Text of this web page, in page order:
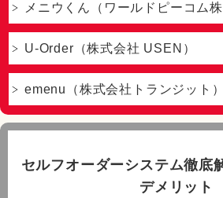
メニウくん（ワールドピーコム株
U-Order（株式会社 USEN）
emenu（株式会社トランジット）
セルフオーダーシステム徹底
デメリット